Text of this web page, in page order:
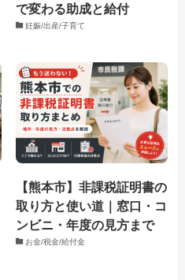
で変わる助成と給付
妊娠/出産/子育て
【熊本市】非課税証明書の
取り方と使い道｜窓口・コ
ンビニ・年度の見方まで
お金/税金/給付金